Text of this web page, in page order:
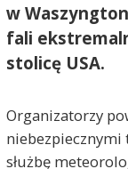
w
fali
stolicę USA.
Organizatorzy
służbę